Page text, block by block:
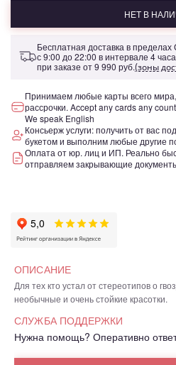
НЕТ В
Бесплатная доставка в
с 9:00 до 22:00 в интервале 4 часа
при заказе от9 990 руб.(зоны
Принимаем любые карты всего
рассрочки. Accept any cards any
We speak English
Консьерж услуги: получить от вас
букетом и выполним любые другие
Оплата от юр. лиц и ИП. Реально
отправляем закрывающие
ОПИСАНИЕ
Для тех кто устал от стереотипов о
необычные и очень стойкие красотки.
СЛУЖБА ПОДДЕРЖКИ
Нужна помощь? Оперативно